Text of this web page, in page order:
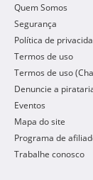
Quem Somos
Segurança
Política de
Termos de uso
Termos de uso
Denuncie a
Eventos
Mapa do site
Programa de
Trabalhe conosco